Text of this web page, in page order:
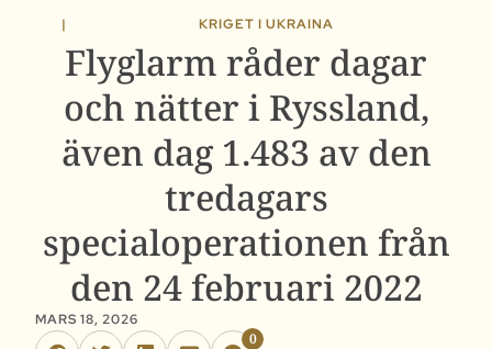
|
KRIGET I UKRAINA
Flyglarm råder dagar
och nätter i Ryssland,
även dag 1.483 av den
tredagars
specialoperationen från
den 24 februari 2022
MARS 18, 2026
0